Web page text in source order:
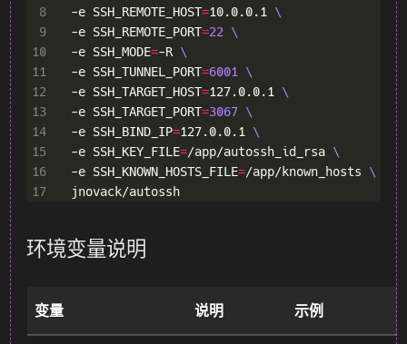
8
  -e SSH_REMOTE_HOST
=10.0.0.1
9
  -e SSH_REMOTE_PORT
=22
10
  -e SSH_MODE
=-R
11
  -e SSH_TUNNEL_PORT
=6001
12
  -e SSH_TARGET_HOST
=127.0.0.1
13
  -e SSH_TARGET_PORT
=3067
14
  -e SSH_BIND_IP
=127.0.0.1
15
  -e SSH_KEY_FILE
=/app/autossh_id_rsa
16
  -e SSH_KNOWN_HOSTS_FILE
=/app/known_hosts
17
  jnovack/autossh
环境变量说明
变量 说明 示例